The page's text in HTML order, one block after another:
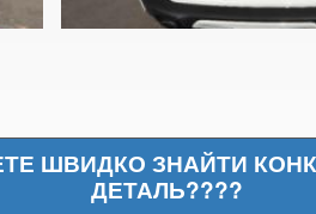
ШВИДКО ЗНАЙТИ
ДЕТАЛЬ????